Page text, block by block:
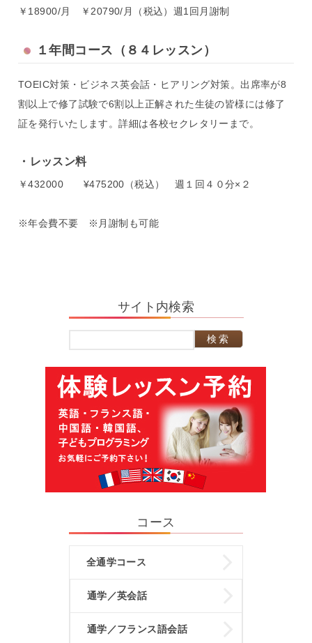
￥18900/月 ￥20790/月（税込）週1回月謝制
１年間コース（８４レッスン）
TOEIC対策・ビジネス英会話・ヒアリング対策。出席率が8
割以上で修了試験で6割以上正解された生徒の皆様には修了
証を発行いたします。詳細は各校セクレタリーまで。
レッスン料
￥432000 ¥475200（税込） 週１回４０分×２
※年会費不要 ※月謝制も可能
サイト内検索
コース
全通学コース
通学／英会話
通学／フランス語会話